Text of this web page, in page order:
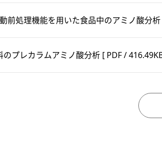
前処理機能を用いた食品中のアミノ酸分析
プレカラムアミノ酸分析 [ PDF /